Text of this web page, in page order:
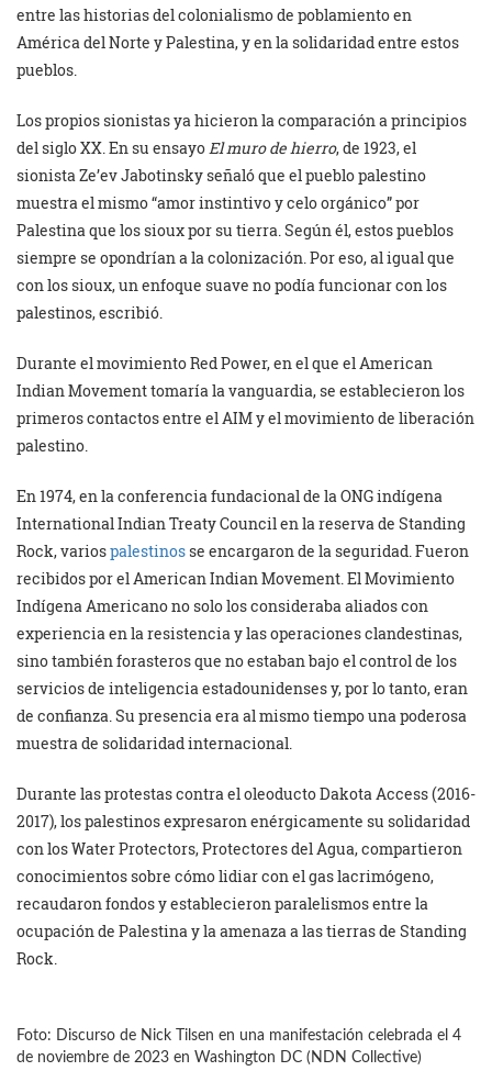
entre las historias del colonialismo de poblamiento en
América del Norte y Palestina, y en la solidaridad entre estos
pueblos.
Los propios sionistas ya hicieron la comparación a principios
del siglo XX. En su ensayoEl muro de hierro, de 1923, el
sionista Ze’ev Jabotinsky señaló que el pueblo palestino
muestra el mismo “amor instintivo y celo orgánico” por
Palestina que los sioux por su tierra. Según él, estos pueblos
siempre se opondrían a la colonización. Por eso, al igual que
con los sioux, un enfoque suave no podía funcionar con los
palestinos, escribió.
Durante el movimiento Red Power, en el que el American
Indian Movement tomaría la vanguardia, se establecieron los
primeros contactos entre el AIM y el movimiento de liberación
palestino.
En 1974, en la conferencia fundacional de la ONG indígena
International Indian Treaty Council en la reserva de Standing
Rock, variospalestinosse encargaron de la seguridad. Fueron
recibidos por el American Indian Movement. El Movimiento
Indígena Americano no solo los consideraba aliados con
experiencia en la resistencia y las operaciones clandestinas,
sino también forasteros que no estaban bajo el control de los
servicios de inteligencia estadounidenses y, por lo tanto, eran
de confianza. Su presencia era al mismo tiempo una poderosa
muestra de solidaridad internacional.
Durante las protestas contra el oleoducto Dakota Access (2016-
2017), los palestinos expresaron enérgicamente su solidaridad
con los Water Protectors, Protectores del Agua, compartieron
conocimientos sobre cómo lidiar con el gas lacrimógeno,
recaudaron fondos y establecieron paralelismos entre la
ocupación de Palestina y la amenaza a las tierras de Standing
Rock.
Foto: Discurso de Nick Tilsen en una manifestación celebrada el 4
de noviembre de 2023 en Washington DC (NDN Collective)